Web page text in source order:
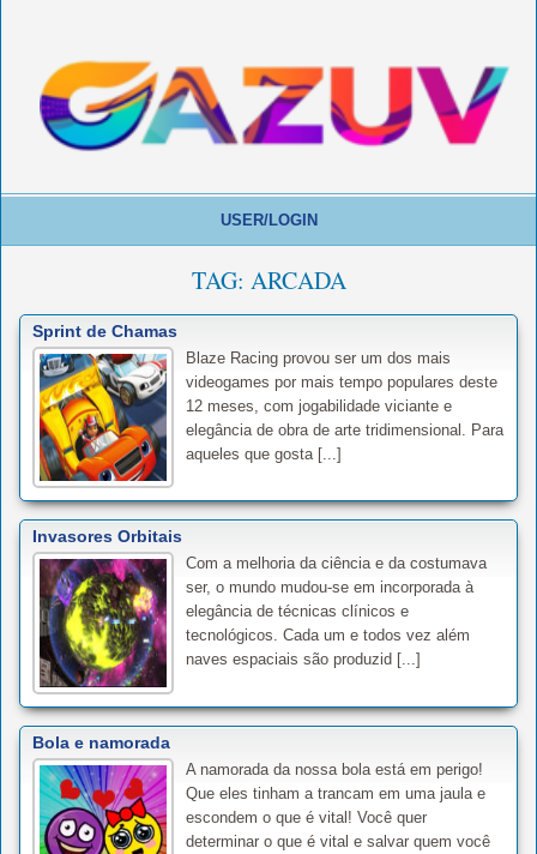
USER/LOGIN
TAG: ARCADA
Sprint de Chamas
Blaze Racing provou ser um dos mais
videogames por mais tempo populares deste
12 meses, com jogabilidade viciante e
elegância de obra de arte tridimensional. Para
aqueles que gosta [...]
Invasores Orbitais
Com a melhoria da ciência e da costumava
ser, o mundo mudou-se em incorporada à
elegância de técnicas clínicos e
tecnológicos. Cada um e todos vez além
naves espaciais são produzid [...]
Bola e namorada
A namorada da nossa bola está em perigo!
Que eles tinham a trancam em uma jaula e
escondem o que é vital! Você quer
determinar o que é vital e salvar quem você